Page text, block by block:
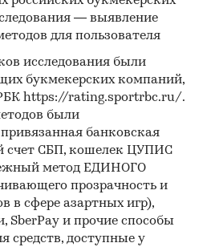
— выявление
для пользователя
исследования были
букмекерских компаний,
РБК https://rating.sportrbc.ru/.
были
банковская
счет СБП, кошелек ЦУПИС
метод ЕДИНОГО
прозрачность и
в сфере азартных игр),
SberPay и прочие способы
средств, доступные у